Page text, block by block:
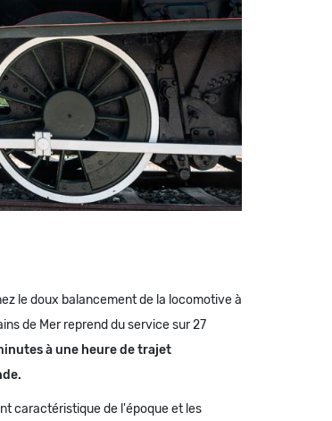
le doux balancement de la locomotive à
de Mer reprend du service sur 27
à une heure de trajet
caractéristique de l'époque et les